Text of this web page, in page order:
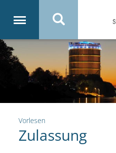
Vorlesen
Zulassung